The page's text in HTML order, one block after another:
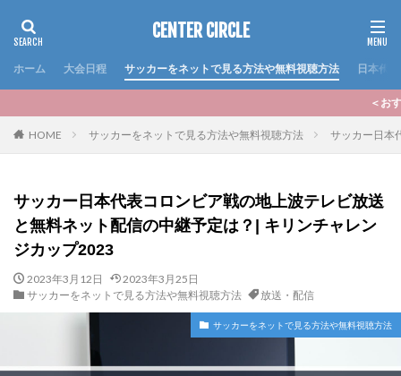
CENTER CIRCLE
ホーム 大会日程 サッカーをネットで見る方法や無料視聴方法 日本代表
＜おすすめ記事＞いよいよ
HOME サッカーをネットで見る方法や無料視聴方法 サッカー日本
サッカー日本代表コロンビア戦の地上波テレビ放送
と無料ネット配信の中継予定は？| キリンチャレン
ジカップ2023
2023年3月12日
2023年3月25日
サッカーをネットで見る方法や無料視聴方法
放送・配信
サッカーをネットで見る方法や無料視聴方法